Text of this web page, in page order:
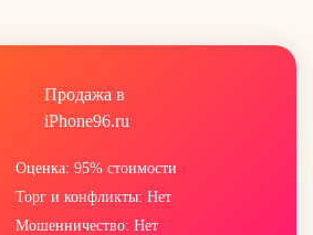
Продажа в
iPhone96.ru
Оценка: 95% стоимости
Торг и конфликты: Нет
Мошенничество: Нет